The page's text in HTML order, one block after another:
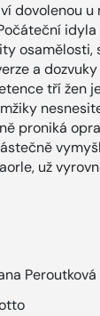
dovolenou u
osamělosti,
a
tří žen
proniká
už
Peroutková